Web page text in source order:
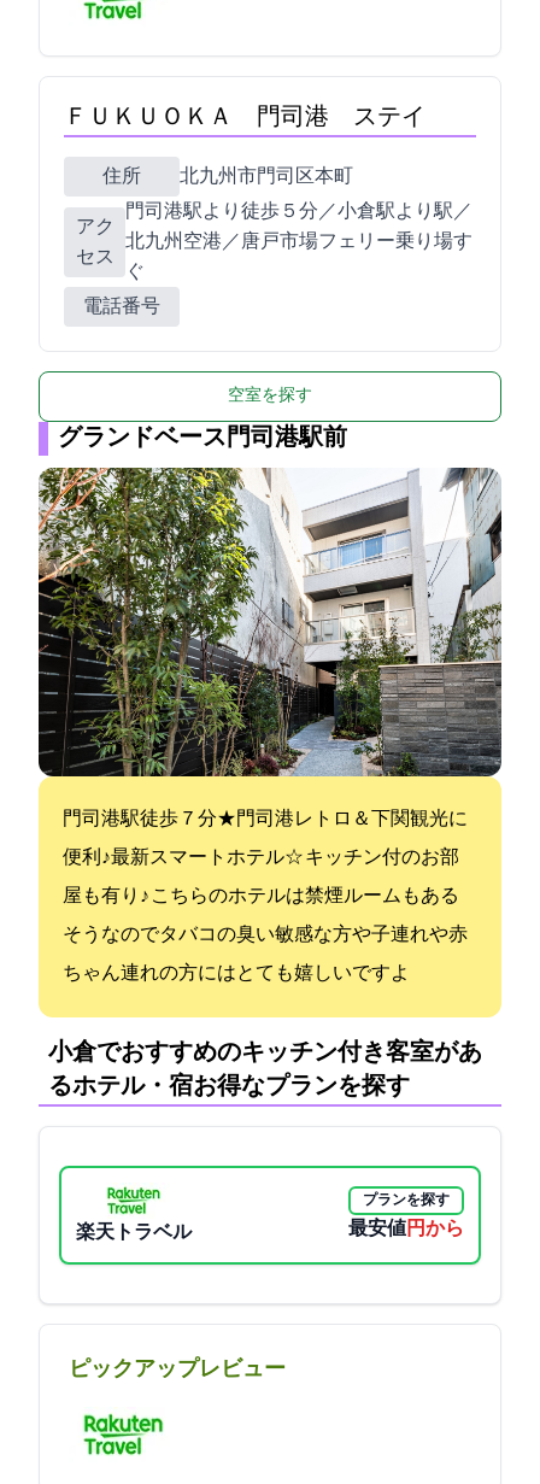
ＦＵＫＵＯＫＡ 門司港 ステイ
住所 北九州市門司区本町3-16
アク
セス
門司港駅より徒歩５分／小倉駅より3駅／
北九州空港／唐戸市場フェリー乗り場す
ぐ
電話番号
空室を探す
グランドベース門司港駅前
門司港駅徒歩７分★門司港レトロ＆下関観光に
便利♪最新スマートホテル☆ キッチン付のお部
屋も有り♪ こちらのホテルは禁煙ルームもある
そうなのでタバコの臭い敏感な方や子連れや赤
ちゃん連れの方にはとても嬉しいですよ
小倉でおすすめのキッチン付き客室があ
るホテル・宿:お得なプランを探す
楽天トラベル
プランを探す
最安値3400円から
ピックアップレビュー